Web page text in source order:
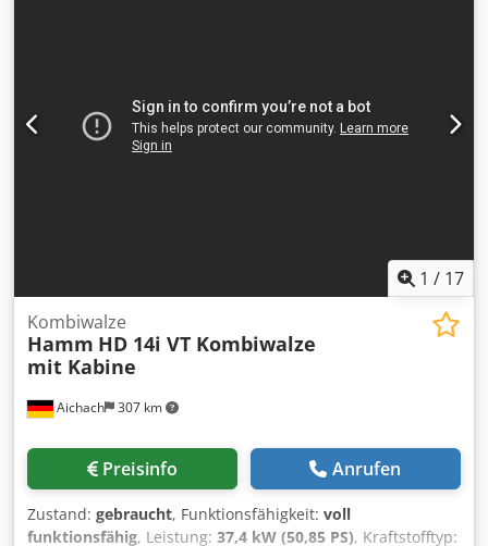
1 / 17
Aichach 307 km
Kombiwalze
Hamm HD 14i VT Kombiwalze
mit Kabine
Preisinfo Anrufen
Zustand: gebraucht, Funktionsfähigkeit: voll
funktionsfähig, Leistung: 37,4 kW (50,85 PS), Kraftstofftyp: